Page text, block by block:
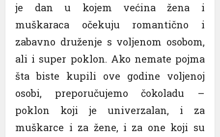
je dan u kojem većina žena i
muškaraca očekuju romantično i
zabavno druženje s voljenom osobom,
ali i super poklon. Ako nemate pojma
šta biste kupili ove godine voljenoj
osobi, preporučujemo čokoladu –
poklon koji je univerzalan, i za
muškarce i za žene, i za one koji su